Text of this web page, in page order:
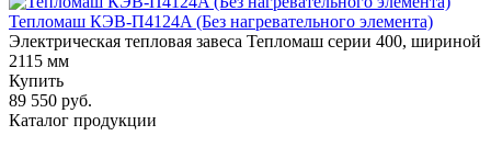
Тепломаш КЭВ-П4124A (Без нагревательного элемента)
Электрическая тепловая завеса Тепломаш серии 400, шириной
2115 мм
Купить
89 550 руб.
Каталог продукции